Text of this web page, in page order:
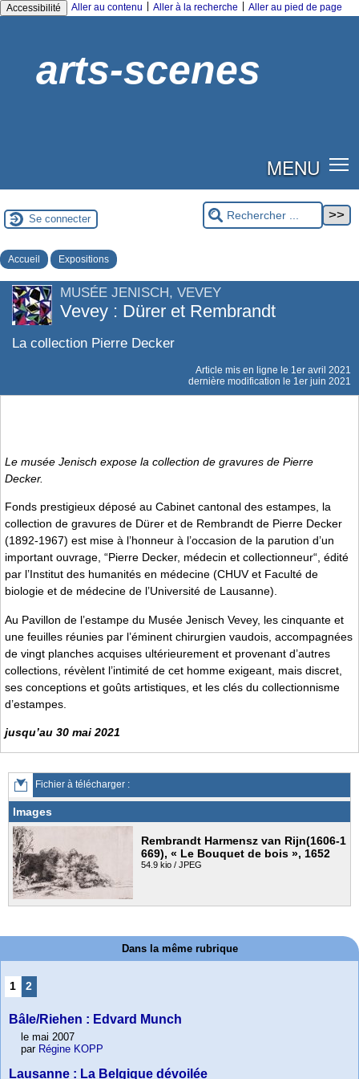
Accessibilité Aller au contenu Aller à la recherche Aller au pied de page
arts-scenes
MENU
Se connecter
Accueil Expositions
MUSÉE JENISCH, VEVEY
Vevey : Dürer et Rembrandt
La collection Pierre Decker
Article mis en ligne le 1er avril 2021
dernière modification le 1er juin 2021
Le musée Jenisch expose la collection de gravures de Pierre
Decker.
Fonds prestigieux déposé au Cabinet cantonal des estampes, la
collection de gravures de Dürer et de Rembrandt de Pierre Decker
(1892-1967) est mise à l’honneur à l’occasion de la parution d’un
important ouvrage, “Pierre Decker, médecin et collectionneur“, édité
par l’Institut des humanités en médecine (CHUV et Faculté de
biologie et de médecine de l’Université de Lausanne).
Au Pavillon de l’estampe du Musée Jenisch Vevey, les cinquante et
une feuilles réunies par l’éminent chirurgien vaudois, accompagnées
de vingt planches acquises ultérieurement et provenant d’autres
collections, révèlent l’intimité de cet homme exigeant, mais discret,
ses conceptions et goûts artistiques, et les clés du collectionnisme
d’estampes.
jusqu’au 30 mai 2021
Fichier à télécharger :
Images
Rembrandt Harmensz van Rijn(1606-1
669), « Le Bouquet de bois », 1652
54.9 kio / JPEG
Dans la même rubrique
1 2
Bâle/Riehen : Edvard Munch
le mai 2007
par Régine KOPP
Lausanne : La Belgique dévoilée